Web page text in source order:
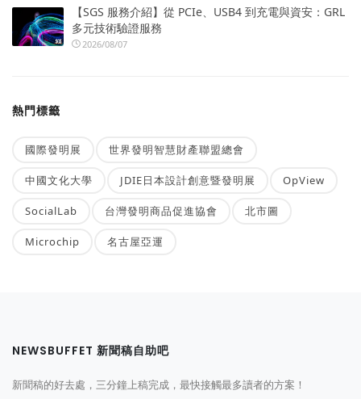
【SGS 服務介紹】從 PCIe、USB4 到充電與資安：GRL
多元技術驗證服務
2026/08/07
熱門標籤
國際發明展 世界發明智慧財產聯盟總會
中國文化大學 JDIE日本設計創意暨發明展 OpView
SocialLab 台灣發明商品促進協會 北市圖
Microchip 名古屋亞運
NEWSBUFFET 新聞稿自助吧
新聞稿的好去處，三分鐘上稿完成，最快接觸最多讀者的方案！